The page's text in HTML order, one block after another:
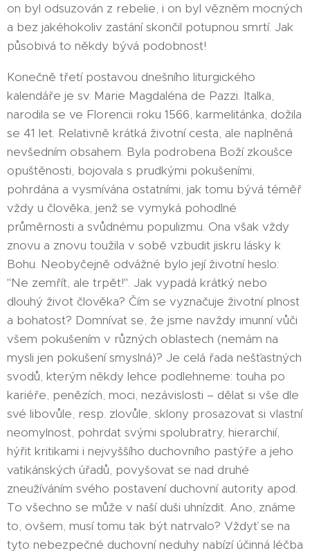
on byl odsuzován z rebelie, i on byl vězněm mocných
a bez jakéhokoliv zastání skončil potupnou smrtí. Jak
působivá to někdy bývá podobnost!
Konečně třetí postavou dnešního liturgického
kalendáře je sv. Marie Magdaléna de Pazzi. Italka,
narodila se ve Florencii roku 1566, karmelitánka, dožila
se 41 let. Relativně krátká životní cesta, ale naplněná
nevšedním obsahem. Byla podrobena Boží zkoušce
opuštěnosti, bojovala s prudkými pokušeními,
pohrdána a vysmívána ostatními, jak tomu bývá téměř
vždy u člověka, jenž se vymyká pohodlné
průměrnosti a svůdnému populizmu. Ona však vždy
znovu a znovu toužila v sobě vzbudit jiskru lásky k
Bohu. Neobyčejně odvážné bylo její životní heslo:
"Ne zemřít, ale trpět!". Jak vypadá krátký nebo
dlouhý život člověka? Čím se vyznačuje životní plnost
a bohatost? Domnívat se, že jsme navždy imunní vůči
všem pokušením v různých oblastech (nemám na
mysli jen pokušení smyslná)? Je celá řada nešťastných
svodů, kterým někdy lehce podlehneme: touha po
kariéře, penězích, moci, nezávislosti – dělat si vše dle
své libovůle, resp. zlovůle, sklony prosazovat si vlastní
neomylnost, pohrdat svými spolubratry, hierarchií,
hýřit kritikami i nejvyššího duchovního pastýře a jeho
vatikánských úřadů, povyšovat se nad druhé
zneužíváním svého postavení duchovní autority apod.
To všechno se může v naší duši uhnízdit. Ano, známe
to, ovšem, musí tomu tak být natrvalo? Vždyť se na
tyto nebezpečné duchovní neduhy nabízí účinná léčba